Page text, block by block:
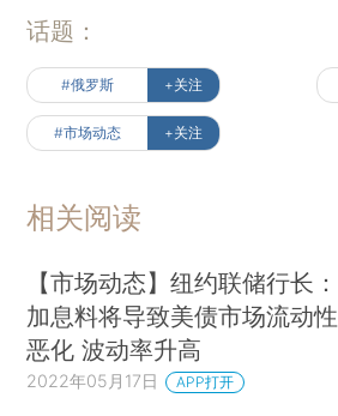
话题：
#俄罗斯 +关注
#市场动态 +关注
相关阅读
【市场动态】纽约联储行长：
加息料将导致美债市场流动性
恶化 波动率升高
2022年05月17日 APP打开